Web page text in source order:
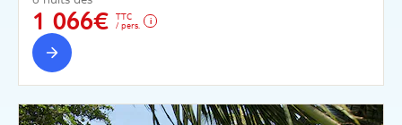
1 066€
TTC
/ pers.